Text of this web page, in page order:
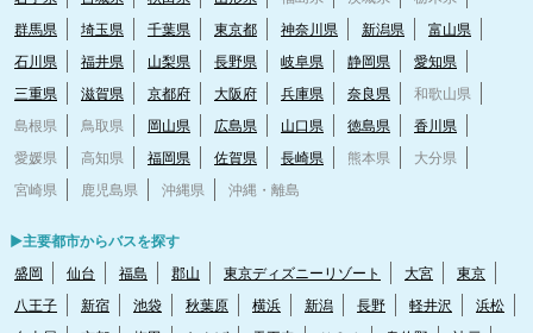
群馬県
埼玉県 千葉県 東京都 神奈川県 新潟県
富山県
石川県
福井県 山梨県 長野県 岐阜県 静岡県
愛知県
三重県
滋賀県 京都府 大阪府 兵庫県 奈良県
和歌山県
島根県
鳥取県 岡山県 広島県 山口県 徳島県
香川県
愛媛県
高知県 福岡県 佐賀県 長崎県 熊本県
大分県
宮崎県
鹿児島県 沖縄県 沖縄・離島
▶主要都市からバスを探す
盛岡
仙台 福島 郡山 東京ディズニーリゾート 大宮
東京
八王子
新宿 池袋 秋葉原 横浜 新潟 長野 軽井沢
浜松